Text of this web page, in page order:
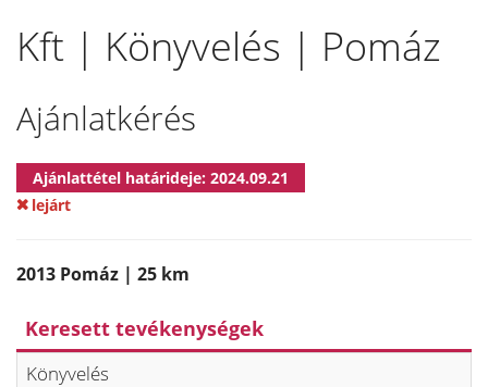
Kft | Könyvelés | Pomáz
Ajánlatkérés
Ajánlattétel határideje: 2024.09.21
lejárt
2013 Pomáz | 25 km
Keresett tevékenységek
Könyvelés